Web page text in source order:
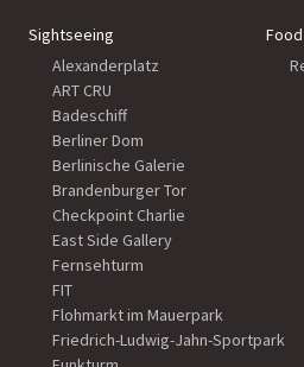
Sightseeing
Alexanderplatz
ART CRU
Badeschiff
Berliner Dom
Berlinische Galerie
Brandenburger Tor
Checkpoint Charlie
East Side Gallery
Fernsehturm
FIT
Flohmarkt im Mauerpark
Friedrich-Ludwig-Jahn-Sportpark
Food